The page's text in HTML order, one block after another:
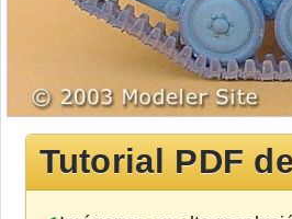
Tutorial PDF